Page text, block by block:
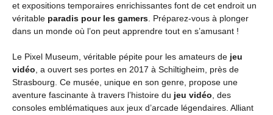
et expositions temporaires enrichissantes font de cet endroit un
véritable paradis pour les gamers. Préparez-vous à plonger
dans un monde où l’on peut apprendre tout en s’amusant !
Le Pixel Museum, véritable pépite pour les amateurs de jeu
vidéo, a ouvert ses portes en 2017 à Schiltigheim, près de
Strasbourg. Ce musée, unique en son genre, propose une
aventure fascinante à travers l’histoire du jeu vidéo, des
consoles emblématiques aux jeux d’arcade légendaires. Alliant